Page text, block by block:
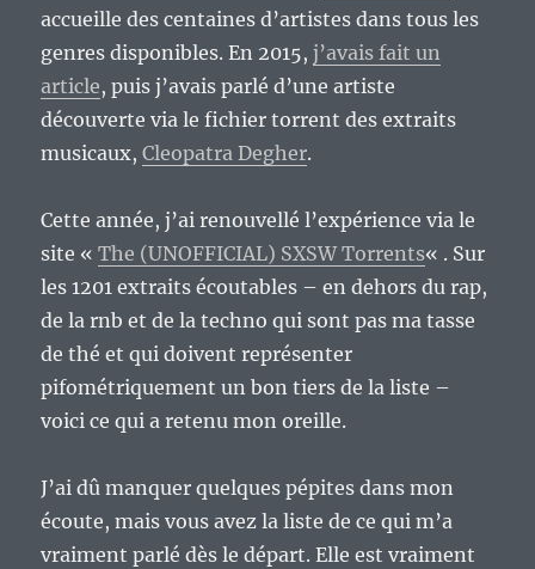
accueille des centaines d’artistes dans tous les
genres disponibles. En 2015,j’avais fait un
article, puis j’avais parlé d’une artiste
découverte via le fichier torrent des extraits
musicaux,Cleopatra Degher.
Cette année, j’ai renouvellé l’expérience via le
site «The (UNOFFICIAL) SXSW Torrents« . Sur
les 1201 extraits écoutables – en dehors du rap,
de la rnb et de la techno qui sont pas ma tasse
de thé et qui doivent représenter
pifométriquement un bon tiers de la liste –
voici ce qui a retenu mon oreille.
J’ai dû manquer quelques pépites dans mon
écoute, mais vous avez la liste de ce qui m’a
vraiment parlé dès le départ. Elle est vraiment